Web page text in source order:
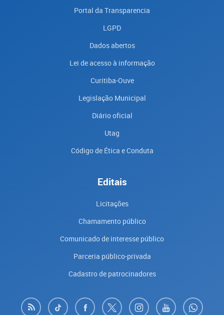
Portal da Transparencia
LGPD
Dados abertos
Lei de acesso à informação
Curitiba-Ouve
Legislação Municipal
Diário oficial
Utag
Código de Ética e Conduta
Editais
Licitações
Chamamento público
Comunicado de interesse público
Parceria público-privada
Cadastro de patrocinadores